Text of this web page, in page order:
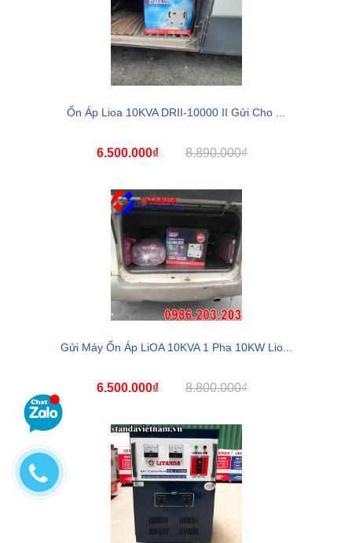
Ổn Áp Lioa 10KVA DRII-10000 II Gửi Cho ...
6.500.000₫ 8.890.000₫
Gửi Máy Ổn Áp LiOA 10KVA 1 Pha 10KW Lio...
6.500.000₫ 8.800.000₫